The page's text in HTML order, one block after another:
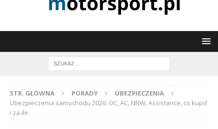
STR. GŁÓWNA PORADY
UBEZPIECZENIA
Ubezpieczenia samochodu 2026: OC, AC, NNW, Assistance, co kupić
i za ile